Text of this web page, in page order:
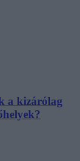
a kizárólag